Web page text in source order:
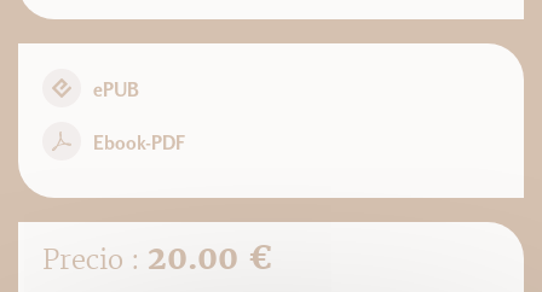
ePUB
Ebook-PDF
Precio : 20.00 €